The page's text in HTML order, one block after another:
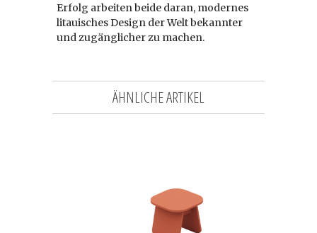
Erfolg arbeiten beide daran, modernes
litauisches Design der Welt bekannter
und zugänglicher zu machen.
ÄHNLICHE ARTIKEL